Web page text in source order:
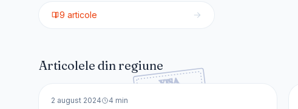
9 articole
Articolele din regiune
🇯🇵 Japonia
2 august 2024 4 min